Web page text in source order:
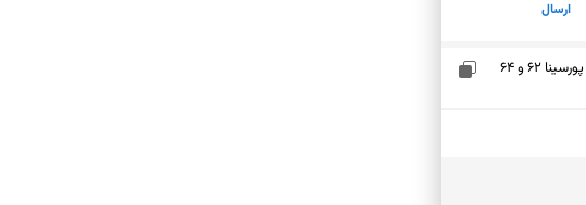
ارسال
مشهد، بلوار مفتح شرقی، بلوار مفتح، پورسینا، بین پورسینا 62 و 64